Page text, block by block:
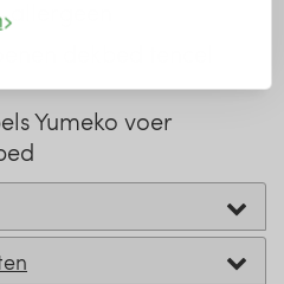
Yumeko voer